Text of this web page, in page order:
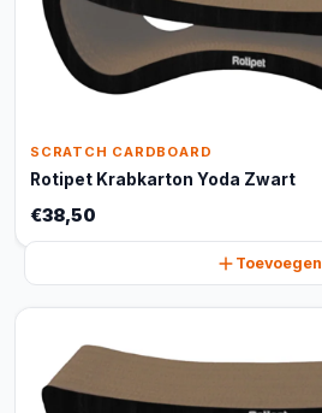
SCRATCH CARDBOARD
Rotipet Krabkarton Yoda Zwart
€38,50
Toevoegen